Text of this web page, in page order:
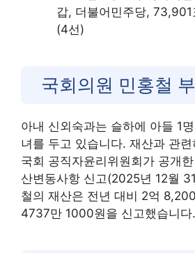
갑, 더불어민주당,
(4선)
국회의원 민홍철
아내 신외숙과는 슬하에 아들 1
녀를 두고 있습니다. 재산과 관
국회 공직자윤리위원회가 공개
산변동사항 신고(2025년 12월
철의 재산은 전년 대비 2억
4737만 1000원을 신고했습니다.